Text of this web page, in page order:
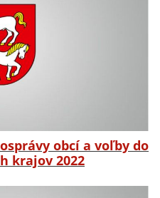
obcí a voľby do
krajov 2022